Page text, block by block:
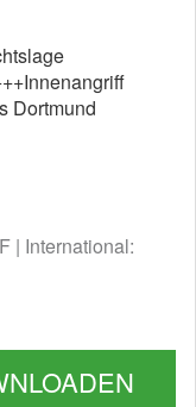
Dortmund
International: